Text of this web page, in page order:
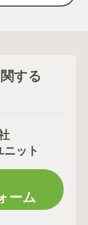
する
ニット
ーム